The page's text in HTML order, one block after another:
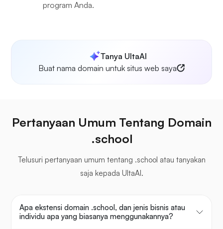
program Anda.
Tanya UltaAI
Buat nama domain untuk situs web saya
Pertanyaan Umum Tentang Domain
.school
Telusuri pertanyaan umum tentang .school atau tanyakan
saja kepada UltaAI.
Apa ekstensi domain .school, dan jenis bisnis atau
individu apa yang biasanya menggunakannya?